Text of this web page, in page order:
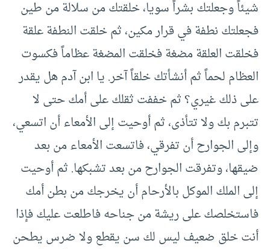
شيئاً وجعلتك بشراً سويا، خلقتك من سلالة من طين
فجعلتك نطفة في قرار مكين، ثم خلقت النطفة علقة
فخلقت العلقة مضغة فخلقت المضغة عظاماً فكسوت
العظام لحماً ثم أنشأتك خلقاً آخر. يا ابن آدم هل يقدر
على ذلك غيري؟ ثم خففت ثقلك على أمك حتى لا
تتبرم بك ولا تتأذى، ثم أوحيت إلى الأمعاء أن اتسعي،
وإلى الجوارح أن تفرقي، فاتسعت الأمعاء من بعد
ضيقها، وتفرقت الجوارح من بعد تشبكها. ثم أوحيت
إلى الملك الموكل بالأرحام أن يخرجك من بطن أمك
فاستخلصك على ريشة من جناحه فاطلعت عليك فإذا
أنت خلق ضعيف ليس لك سن يقطع ولا ضرس يطحن